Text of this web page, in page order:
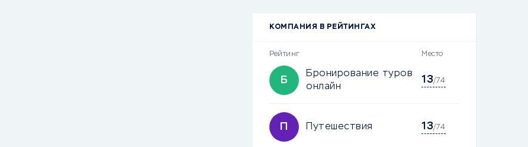
КОМПАНИЯ В РЕЙТИНГАХ
Рейтинг Место
Б
Бронирование туров
онлайн
13/74
П Путешествия 13/74